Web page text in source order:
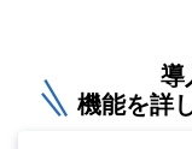
導
機能を詳